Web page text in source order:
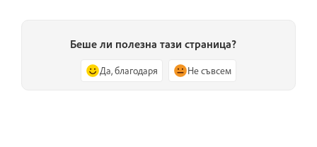
Беше ли полезна тази страница?
Да, благодаря Не съвсем